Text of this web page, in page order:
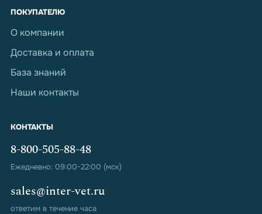
ПОКУПАТЕЛЮ
О компании
Доставка и оплата
База знаний
Наши контакты
КОНТАКТЫ
8-800-505-88-48
Ежедневно: 09:00-22:00 (мск)
sales@inter-vet.ru
ответим в течение часа